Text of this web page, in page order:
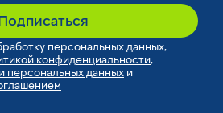
персональных данных,
конфиденциальности,
персональных данных и